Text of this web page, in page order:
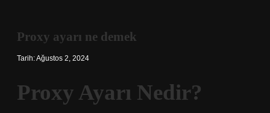
Proxy ayarı ne demek
Tarih: Ağustos 2, 2024
Proxy Ayarı Nedir?